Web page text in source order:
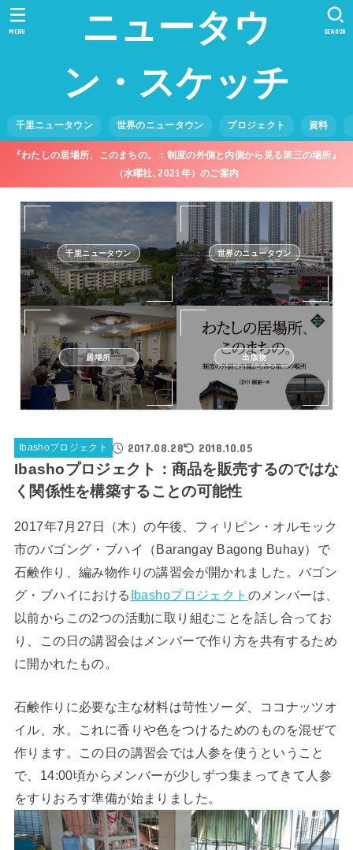
ニュータウ
ン・スケッチ
千里ニュータウン 世界のニュータウン プロジェクト 資料
SEARCH
MENU
『わたしの居場所、このまちの。：制度の外側と内側から見る第三の場所』
（水曜社, 2021年）のご案内
千里ニュータウン 世界のニュータウン
居場所 出版物
Ibashoプロジェクト 2017.08.28 2018.10.05
Ibashoプロジェクト：商品を販売するのではな
く関係性を構築することの可能性
2017年7月27日（木）の午後、フィリピン・オルモック
市のバゴング・ブハイ（Barangay Bagong Buhay）で
石鹸作り、編み物作りの講習会が開かれました。バゴン
グ・ブハイにおける Ibashoプロジェクト のメンバーは、
以前からこの2つの活動に取り組むことを話し合ってお
り、この日の講習会はメンバーで作り方を共有するため
に開かれたもの。
石鹸作りに必要な主な材料は苛性ソーダ、ココナッツオ
イル、水。これに香りや色をつけるためのものを混ぜて
作ります。この日の講習会では人参を使うということ
で、14:00頃からメンバーが少しずつ集まってきて人参
をすりおろす準備が始まりました。